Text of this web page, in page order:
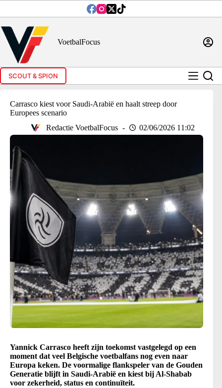
inhoud
VoetbalFocus
SCOUT & SPION
Carrasco kiest voor Saudi-Arabië en haalt streep door
Europees scenario
Redactie VoetbalFocus
02/06/2026 11:02
Yannick Carrasco heeft zijn toekomst vastgelegd op een
moment dat veel Belgische voetbalfans nog even naar
Europa keken. De voormalige flankspeler van de Gouden
Generatie blijft in Saudi-Arabië en kiest bij Al-Shabab
voor zekerheid, status en continuïteit.